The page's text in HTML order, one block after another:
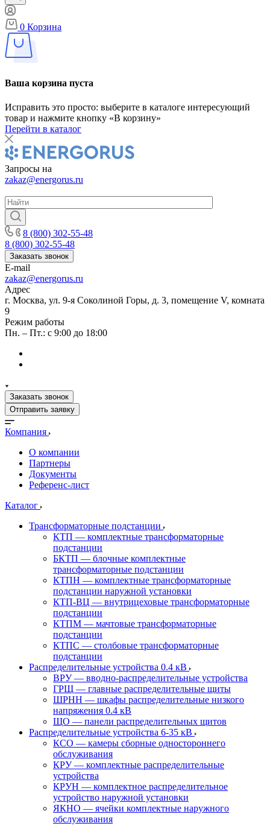
0 Корзина
Ваша корзина пуста
Исправить это просто: выберите в каталоге интересующий
товар и нажмите кнопку «В корзину»
Перейти в каталог
Запросы на
zakaz@energorus.ru
8 (800) 302-55-48
8 (800) 302-55-48
Заказать звонок
E-mail
zakaz@energorus.ru
Адрес
г. Москва, ул. 9-я Соколиной Горы, д. 3, помещение V, комната
9
Режим работы
Пн. – Пт.: с 9:00 до 18:00
Заказать звонок
Отправить заявку
Компания
О компании
Партнеры
Документы
Референс-лист
Каталог
Трансформаторные подстанции
КТП — комплектные трансформаторные
подстанции
БКТП — блочные комплектные
трансформаторные подстанции
КТПН — комплектные трансформаторные
подстанции наружной установки
КТП-ВЦ — внутрицеховые трансформаторные
подстанции
КТПМ — мачтовые трансформаторные
подстанции
КТПС — столбовые трансформаторные
подстанции
Распределительные устройства 0.4 кВ
ВРУ — вводно-распределительные устройства
ГРЩ — главные распределительные щиты
ШРНН — шкафы распределительные низкого
напряжения 0.4 кВ
ЩО — панели распределительных щитов
Распределительные устройства 6-35 кВ
КСО — камеры сборные одностороннего
обслуживания
КРУ — комплектные распределительные
устройства
КРУН — комплектное распределительное
устройство наружной установки
ЯКНО — ячейки комплектные наружного
обслуживания